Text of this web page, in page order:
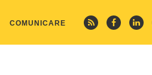
COMUNICARE